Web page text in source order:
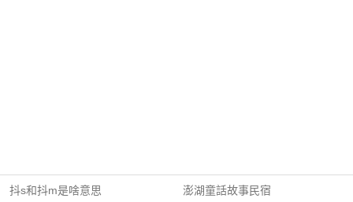
抖s和抖m是啥意思
澎湖童話故事民宿